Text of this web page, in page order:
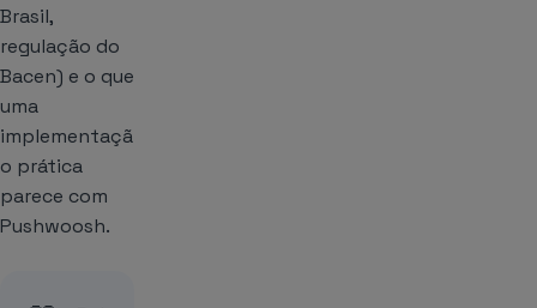
Brasil,
regulação do
Bacen) e o que
uma
implementaçã
o prática
parece com
Pushwoosh.